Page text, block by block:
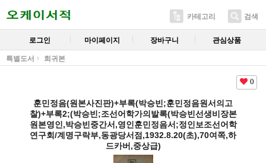
카테고리 검색
로그인 마이페이지 장바구니 관심상품
특별도서 희귀본
0
훈민정음(원본사진판)+부록(박승빈;훈민정음원서의고
찰)+부록2;(박승빈;조선어학가의발록(박승빈선생비장본
원본영인,박승빈중간서,영인훈민정음서;정인보조선어학
연구회/계명구락부,동광당서점,1932.8.20(초),70여쪽,하
드카버,중상급)